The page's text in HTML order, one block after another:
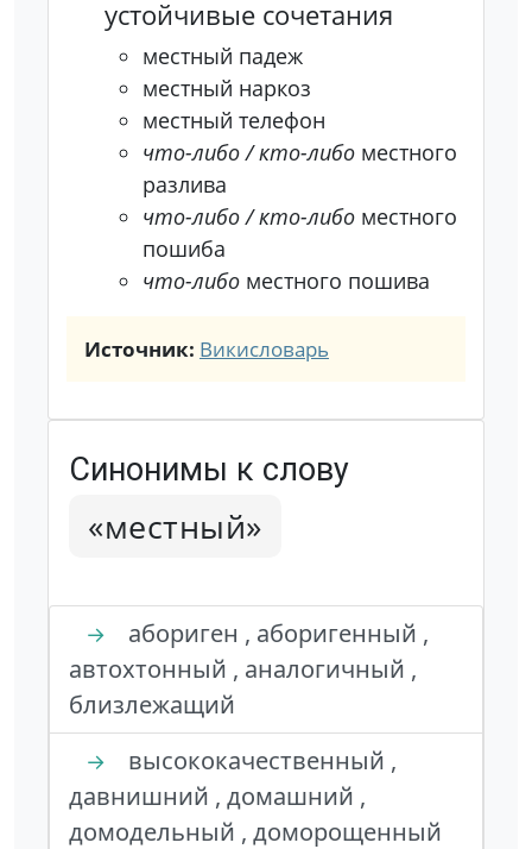
устойчивые сочетания
местный падеж
местный наркоз
местный телефон
что-либо / кто-либо местного
разлива
что-либо / кто-либо местного
пошиба
что-либо местного пошива
Источник: Викисловарь
Синонимы к слову
«местный»
→
абориген , аборигенный ,
автохтонный , аналогичный ,
близлежащий
→
высококачественный ,
давнишний , домашний ,
домодельный , доморощенный